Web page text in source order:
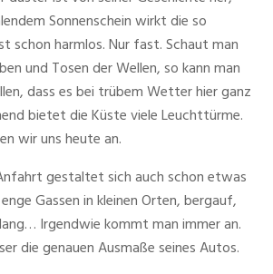
Sonnenschein wirkt die so
schon harmlos. Nur fast. Schaut man
und Tosen der Wellen, so kann man
dass es bei trübem Wetter hier ganz
bietet die Küste viele Leuchttürme.
wir uns heute an.
gestaltet sich auch schon etwas
Gassen in kleinen Orten, bergauf,
Irgendwie kommt man immer an.
die genauen Ausmaße seines Autos.